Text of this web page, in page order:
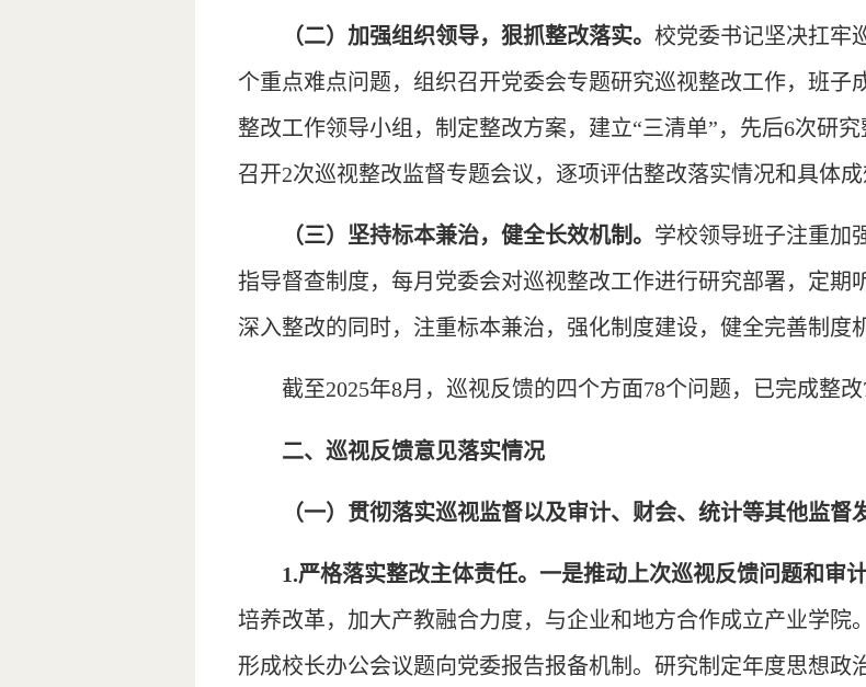
（二）加强组织领导，狠抓整改落实。校党委书记坚决扛牢
个重点难点问题，组织召开党委会专题研究巡视整改工作，班子
整改工作领导小组，制定整改方案，建立“三清单”，先后6次研
召开2次巡视整改监督专题会议，逐项评估整改落实情况和具体成
（三）坚持标本兼治，健全长效机制。 学校领导班子注重加
指导督查制度，每月党委会对巡视整改工作进行研究部署，定期
深入整改的同时，注重标本兼治，强化制度建设，健全完善制度
截至2025年8月，巡视反馈的四个方面78个问题，已完成整
二、巡视反馈意见落实情况
（一）贯彻落实巡视监督以及审计、财会、统计等其他监督
1.严格落实整改主体责任。一是推动上次巡视反馈问题和审
培养改革，加大产教融合力度，与企业和地方合作成立产业学院
形成校长办公会议题向党委报告报备机制。研究制定年度思想政